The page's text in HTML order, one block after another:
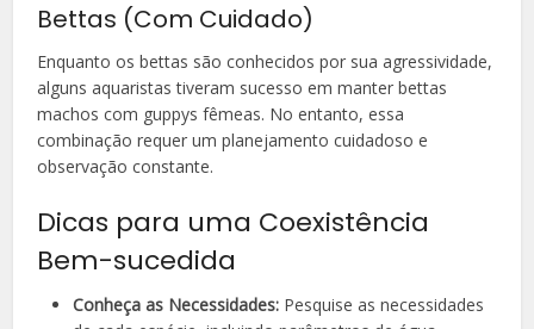
Bettas (Com Cuidado)
Enquanto os bettas são conhecidos por sua agressividade,
alguns aquaristas tiveram sucesso em manter bettas
machos com guppys fêmeas. No entanto, essa
combinação requer um planejamento cuidadoso e
observação constante.
Dicas para uma Coexistência
Bem-sucedida
Conheça as Necessidades: Pesquise as necessidades